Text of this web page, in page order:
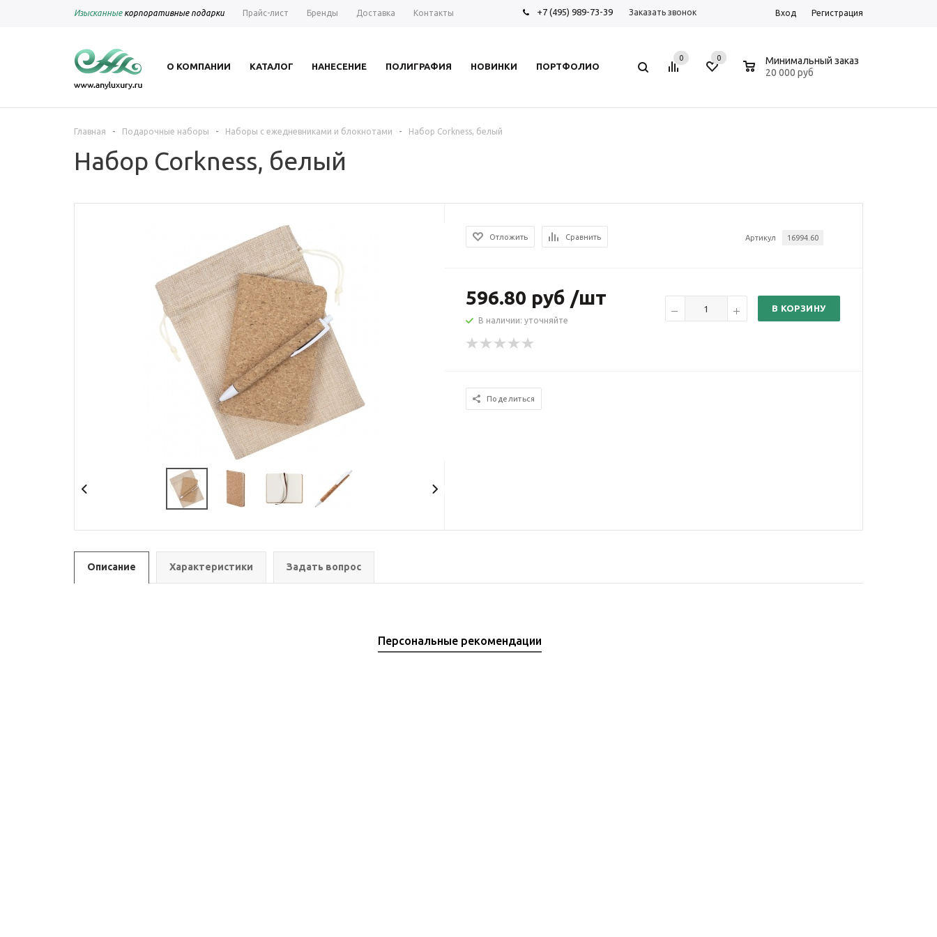
Изысканныекорпоративные подарки Прайс-лист Бренды Доставка Контакты +7 (495) 989-73-39 Заказать звонок Вход Регистрация
О КОМПАНИИ КАТАЛОГ НАНЕСЕНИЕ ПОЛИГРАФИЯ НОВИНКИ ПОРТФОЛИО
0 0
Минимальный заказ
20 000 руб
Главная - Подарочные наборы - Наборы с ежедневниками и блокнотами - Набор Corkness, белый
Набор Corkness, белый
Артикул 16994.60
Отложить Сравнить
596.80 руб /шт
В наличии: уточняйте
В КОРЗИНУ
Поделиться
Описание Характеристики Задать вопрос
Персональные рекомендации